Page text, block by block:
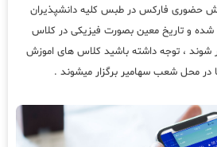
حضوری فارکس در طبس کلیه دانشپذیران
و تاریخ معین بصورت فیزیکی در کلاس
شوند ، توجه داشته باشید کلاس های اموزش
محل شعب سهامیر برگزار میشوند .